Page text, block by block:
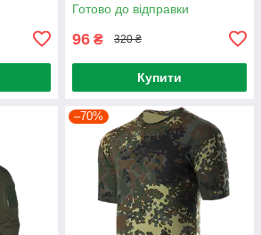
Готово до відправки
96 ₴ 320 ₴
Купити
–70%